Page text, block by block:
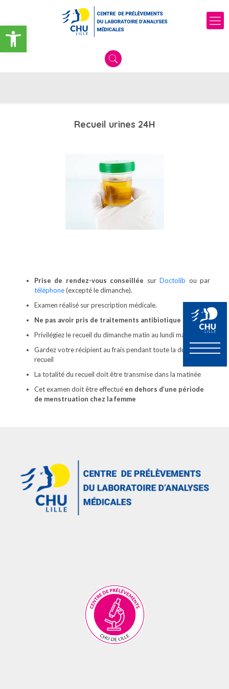
Ouvrir la barre d’outils
Recueil urines 24H
Prise de rendez-vous conseillée surDoctolib ou par
téléphone(excepté le dimanche).
Examen réalisé sur prescription médicale.
Ne pas avoir pris de traitements antibiotique
Privilégiez le recueil du dimanche matin au lundi matin
Gardez votre récipient au frais pendant toute la durée du
recueil
La totalité du recueil doit être transmise dans la matinée
Cet examen doit être effectué en dehors d’une période
de menstruation chez la femme